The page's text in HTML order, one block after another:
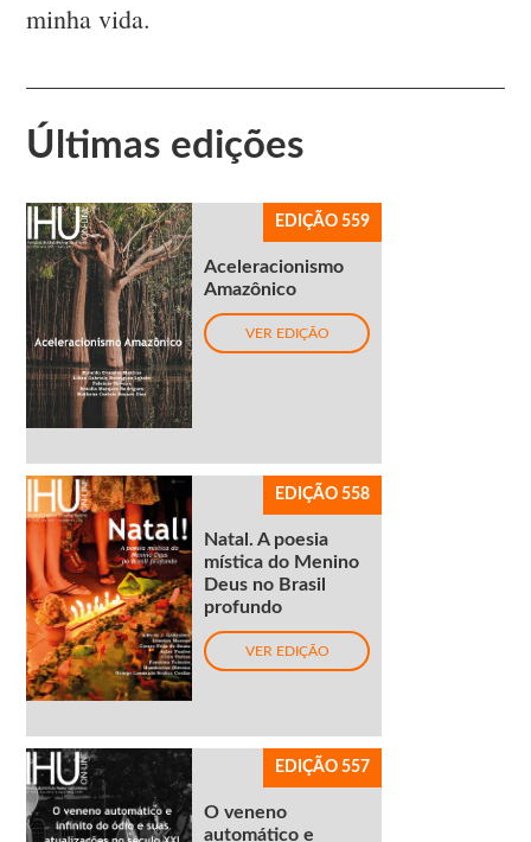
minha vida.
Últimas edições
EDIÇÃO 559
Aceleracionismo
Amazônico
VER EDIÇÃO
EDIÇÃO 558
Natal. A poesia
mística do Menino
Deus no Brasil
profundo
VER EDIÇÃO
EDIÇÃO 557
O veneno
automático e